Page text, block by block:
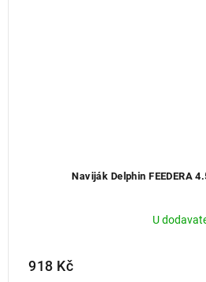
Naviják Delphin FEEDERA
U
918 Kč